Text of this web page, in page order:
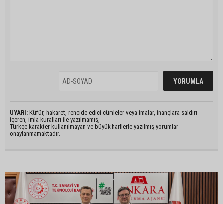
UYARI: Küfür, hakaret, rencide edici cümleler veya imalar, inançlara saldırı
içeren, imla kuralları ile yazılmamış,
Türkçe karakter kullanılmayan ve büyük harflerle yazılmış yorumlar
onaylanmamaktadır.